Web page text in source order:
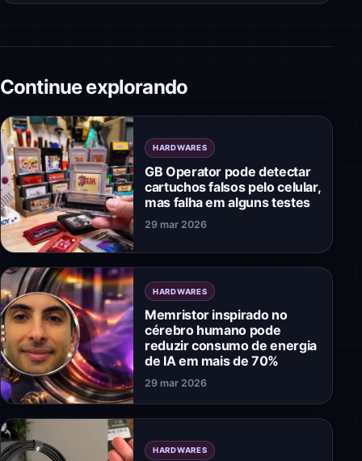
Continue explorando
HARDWARES
GB Operator pode detectar
cartuchos falsos pelo celular,
mas falha em alguns testes
29 mar 2026
HARDWARES
Memristor inspirado no
cérebro humano pode
reduzir consumo de energia
de IA em mais de 70%
29 mar 2026
HARDWARES